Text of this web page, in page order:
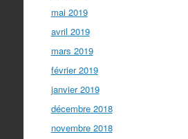
mai 2019
avril 2019
mars 2019
février 2019
janvier 2019
décembre 2018
novembre 2018